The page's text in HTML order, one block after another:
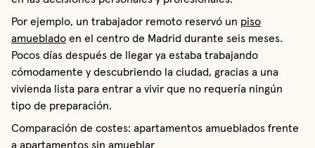
Por ejemplo, un trabajador remoto reservó un piso
amueblado en el centro de Madrid durante seis meses.
Pocos días después de llegar ya estaba trabajando
cómodamente y descubriendo la ciudad, gracias a una
vivienda lista para entrar a vivir que no requería ningún
tipo de preparación.
Comparación de costes: apartamentos amueblados frente
a apartamentos sin amueblar